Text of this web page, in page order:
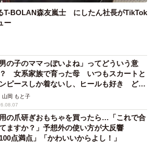
T-BOLAN森友嵐士 にしたん社長がTikTok
ー
男の子のママっぽいよね」ってどういう意
女系家族で育った母 いつもスカートと
ピースしか着ないし、ヒールも好き どの
が…
山岡 もと子
の爪研ぎおもちゃを買ったら…「これで合
ますか？」予想外の使い方が大反響
100点満点」「かわいいからよし！」